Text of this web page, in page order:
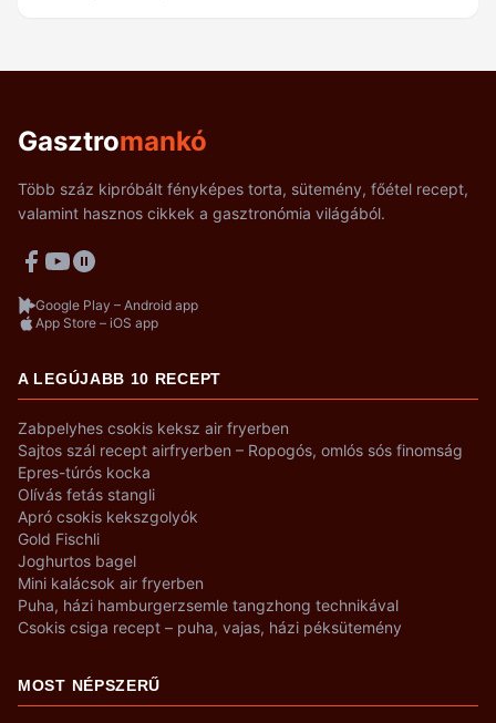
Gasztromankó
Több száz kipróbált fényképes torta, sütemény, főétel recept,
valamint hasznos cikkek a gasztronómia világából.
Google Play – Android app
App Store – iOS app
A LEGÚJABB 10 RECEPT
Zabpelyhes csokis keksz air fryerben
Sajtos szál recept airfryerben – Ropogós, omlós sós finomság
Epres-túrós kocka
Olívás fetás stangli
Apró csokis kekszgolyók
Gold Fischli
Joghurtos bagel
Mini kalácsok air fryerben
Puha, házi hamburgerzsemle tangzhong technikával
Csokis csiga recept – puha, vajas, házi péksütemény
MOST NÉPSZERŰ